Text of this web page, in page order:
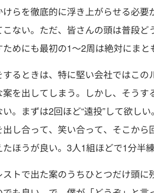
らを徹底的に浮き上がらせる必
ない。ただ、皆さんの頭は普段ど
めにも最初の1〜2周は絶対にまと
るときは、特に堅い会社ではこ
を出してしまう。しかし、そう
。まずは2回ほど“遠投”して欲し
し合って、笑い合って、そこか
ほうが良い。3人1組ほどで1分半
ストで出た案のうちひとつだけ頭